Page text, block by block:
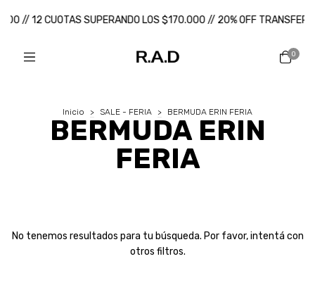
// 12 CUOTAS SUPERANDO LOS $170.000 // 20% OFF
0
Inicio > SALE - FERIA > BERMUDA ERIN FERIA
BERMUDA ERIN
FERIA
No tenemos resultados para tu búsqueda. Por favor, intentá con
otros filtros.